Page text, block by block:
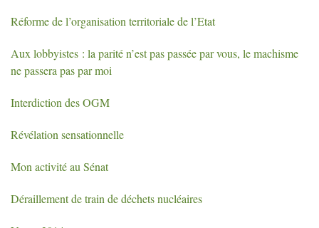
Réforme de l’organisation territoriale de l’Etat
Aux lobbyistes : la parité n’est pas passée par vous, le machisme
ne passera pas par moi
Interdiction desOGM
Révélation sensationnelle
Mon activité au Sénat
Déraillement de train de déchets nucléaires